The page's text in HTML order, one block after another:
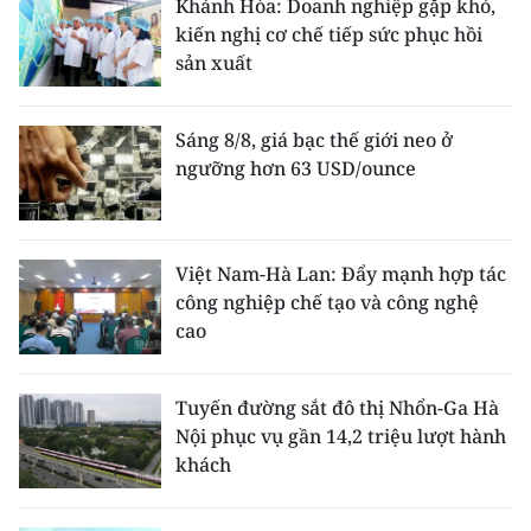
Khánh Hòa: Doanh nghiệp gặp khó,
kiến nghị cơ chế tiếp sức phục hồi
sản xuất
Sáng 8/8, giá bạc thế giới neo ở
ngưỡng hơn 63 USD/ounce
Việt Nam-Hà Lan: Đẩy mạnh hợp tác
công nghiệp chế tạo và công nghệ
cao
Tuyến đường sắt đô thị Nhổn-Ga Hà
Nội phục vụ gần 14,2 triệu lượt hành
khách